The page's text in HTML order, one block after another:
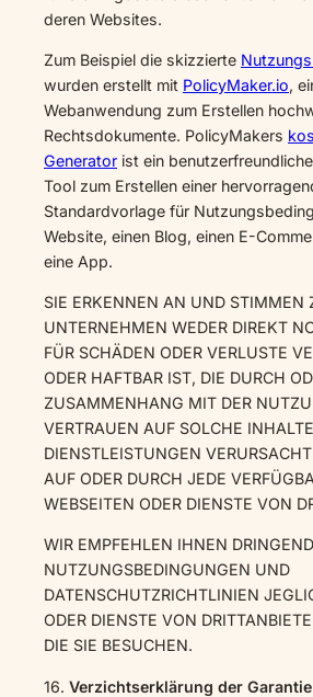
deren Websites.
Zum Beispiel die skizzierte
wurden erstellt mit PolicyMaker.io,
Webanwendung zum Erstellen
Rechtsdokumente. PolicyMakers
Generator ist ein
Tool zum Erstellen einer
Standardvorlage für
Website, einen Blog, einen E-
eine App.
SIE ERKENNEN AN UND STIMMEN
UNTERNEHMEN WEDER DIREKT
FÜR SCHÄDEN ODER VERLUSTE
ODER HAFTBAR IST, DIE DURCH
ZUSAMMENHANG MIT DER
VERTRAUEN AUF SOLCHE
DIENSTLEISTUNGEN
AUF ODER DURCH JEDE
WEBSEITEN ODER DIENSTE VON
WIR EMPFEHLEN IHNEN
NUTZUNGSBEDINGUNGEN UND
DATENSCHUTZRICHTLINIEN
ODER DIENSTE VON
DIE SIE BESUCHEN.
16. Verzichtserklärung der Garantie